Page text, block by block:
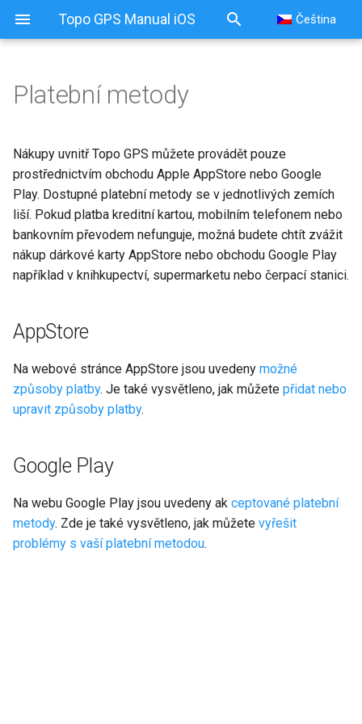
Topo GPS Manual iOS Čeština
AppStore
Google Play
Platební metody
Nákupy uvnitř Topo GPS můžete provádět pouze
prostřednictvím obchodu Apple AppStore nebo Google
Play. Dostupné platební metody se v jednotlivých zemích
liší. Pokud platba kreditní kartou, mobilním telefonem nebo
bankovním převodem nefunguje, možná budete chtít zvážit
nákup dárkové karty AppStore nebo obchodu Google Play
například v knihkupectví, supermarketu nebo čerpací stanici.
AppStore
Na webové stránce AppStore jsou uvedeny možné
způsoby platby. Je také vysvětleno, jak můžete přidat nebo
upravit způsoby platby.
Google Play
Na webu Google Play jsou uvedeny ak ceptované platební
metody. Zde je také vysvětleno, jak můžete vyřešit
problémy s vaší platební metodou.